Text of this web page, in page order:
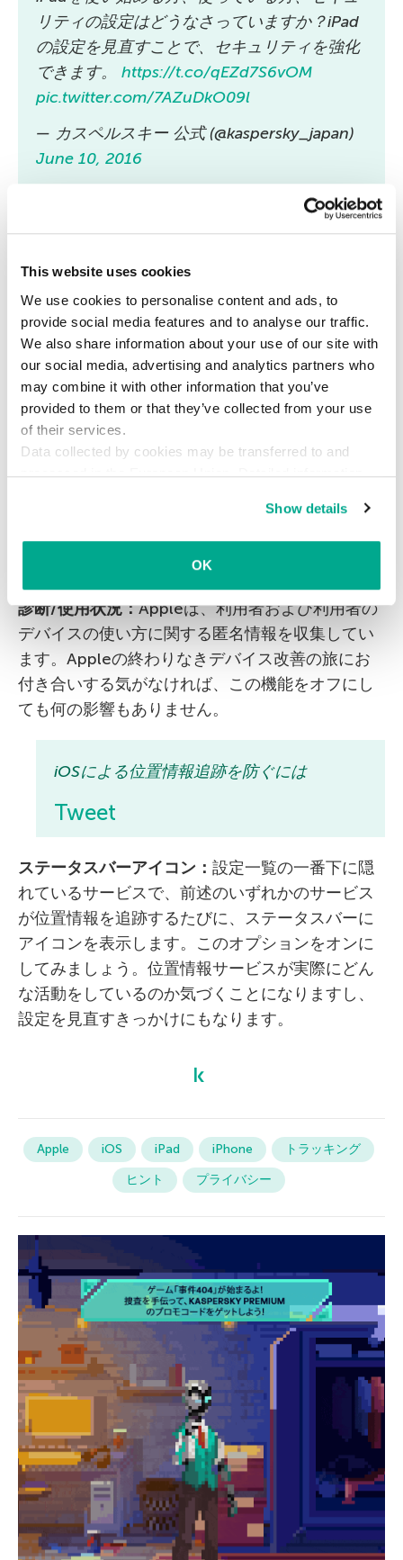
This website uses cookies
We use cookies to personalise content and ads, to
provide social media features and to analyse our traffic.
We also share information about your use of our site with
our social media, advertising and analytics partners who
may combine it with other information that you’ve
provided to them or that they’ve collected from your use
of their services.
Data collected by cookies may be transferred to and
processed in the European Union. Detailed information
Show details
OK
リティの設定はどうなさっていますか？iPad
の設定を見直すことで、セキュリティを強化
できます。 https://t.co/qEZd7S6vOM
pic.twitter.com/7AZuDkO09l
— カスペルスキー 公式 (@kaspersky_japan)
June 10, 2016
利用者がよく訪れる場
する通知を送ります。このデータはローカルに保
存されます。［通知センター］の［今日］ビュー
に最新の交通状況などの情報を表示させている場
合は、このサービスをオンのままにしておきまし
ょう。それ以外の場合は、オフにしてしまってか
まいません。
この近くで人気：
た位置が、iOSデバイスからAppleに匿名で送信さ
のいる地域で人気のあるアプリや製品、サービス
を勧めます。プライバシー重視なら、オフにして
診断/使用状況：Appleは、利用者および利用者の
デバイスの使い方に関する匿名情報を収集してい
ます。Appleの終わりなきデバイス改善の旅にお
付き合いする気がなければ、この機能をオフにし
ても何の影響もありません。
iOSによる位置情報追跡を防ぐには
Tweet
ステータスバーアイコン： 設定一覧の一番下に隠
れているサービスで、前述のいずれかのサービス
が位置情報を追跡するたびに、ステータスバーに
アイコンを表示します。このオプションをオンに
してみましょう。位置情報サービスが実際にどん
な活動をしているのか気づくことになりますし、
設定を見直すきっかけにもなります。
Apple iOS iPad iPhone
トラッキング
ヒント
プライバシー